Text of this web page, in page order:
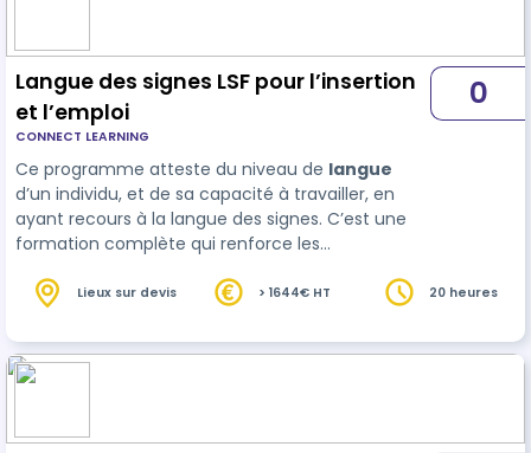
Langue des signes LSF pour l’insertion
et l’emploi
CONNECT LEARNING
Ce programme atteste du niveau de langue
d’un individu, et de sa capacité à travailler, en
ayant recours à la langue des signes. C’est une
formation complète qui renforce les
procurant aux participants une perspective
0
Lieux sur devis > 1644€ HT 20 heures